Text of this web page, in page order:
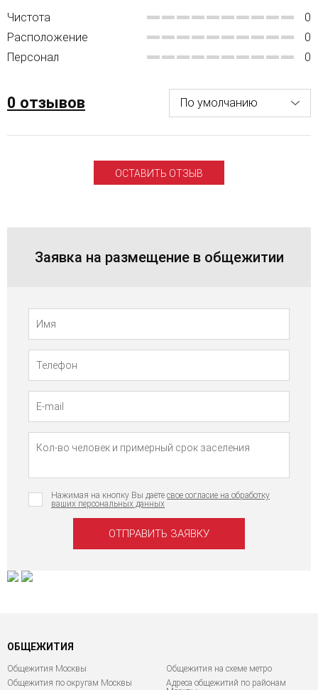
Чистота
0
Расположение
0
Персонал
0
0 отзывов
ОСТАВИТЬ ОТЗЫВ
Заявка на размещение в общежитии
Нажимая на кнопку Вы даёте свое согласие на обработку
ваших персональных данных
ОБЩЕЖИТИЯ
Общежития Москвы
Общежития на схеме метро
Общежития по округам Москвы
Адреса общежитий по районам